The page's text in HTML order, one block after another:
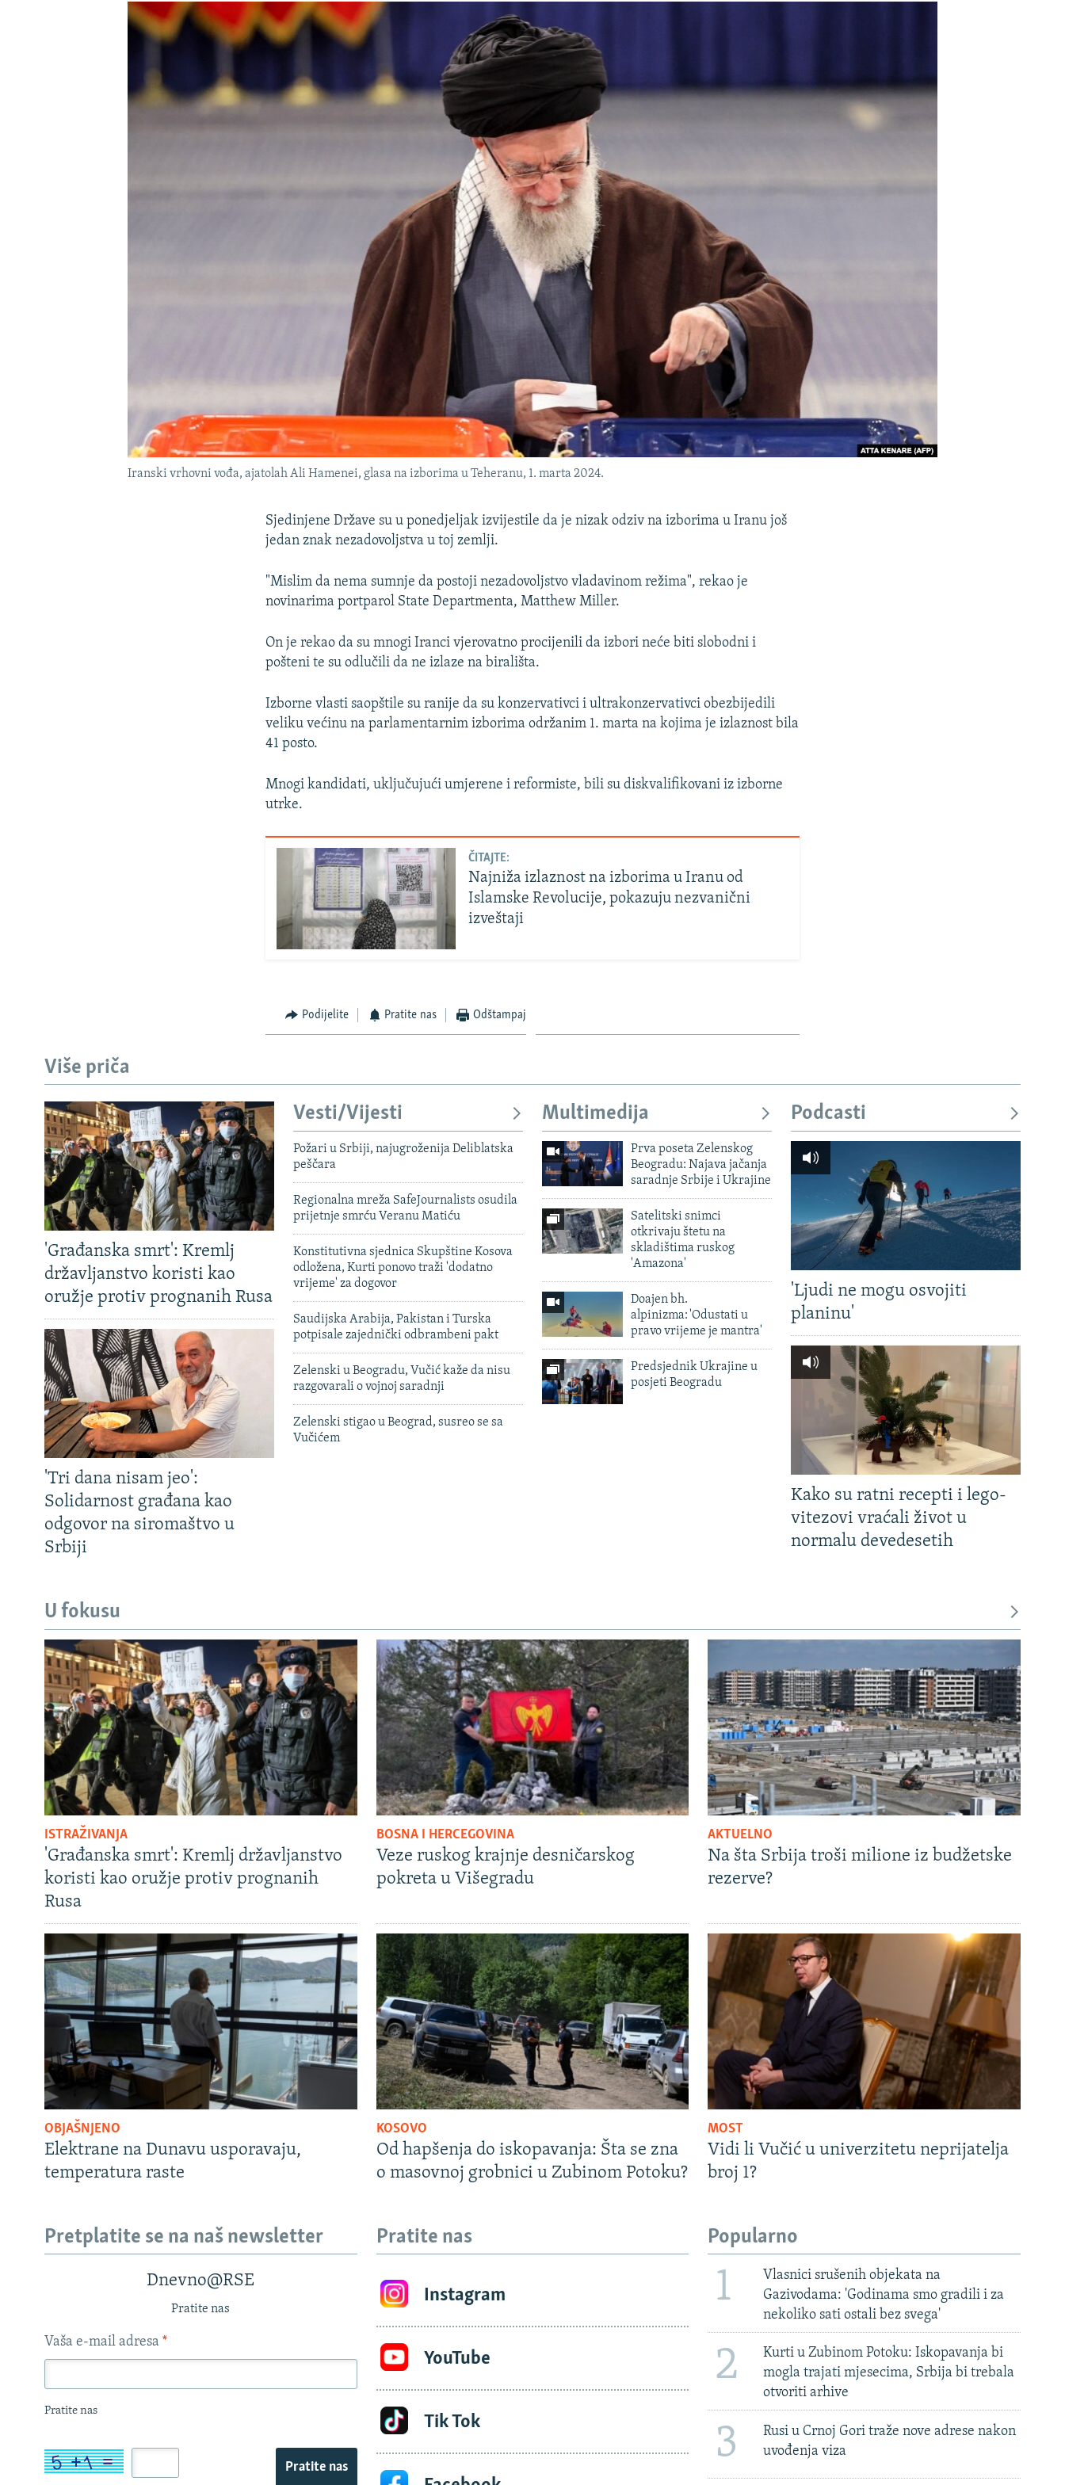
Iranski vrhovni vođa, ajatolah Ali Hamenei, glasa na izborima u Teheranu, 1. marta 2024.
Sjedinjene Države su u ponedjeljak izvijestile da je nizak odziv na izborima u Iranu još
jedan znak nezadovoljstva u toj zemlji.
"Mislim da nema sumnje da postoji nezadovoljstvo vladavinom režima", rekao je
novinarima portparol State Departmenta, Matthew Miller.
On je rekao da su mnogi Iranci vjerovatno procijenili da izbori neće biti slobodni i
pošteni te su odlučili da ne izlaze na birališta.
Izborne vlasti saopštile su ranije da su konzervativci i ultrakonzervativci obezbijedili
veliku većinu na parlamentarnim izborima održanim 1. marta na kojima je izlaznost bila
41 posto.
Mnogi kandidati, uključujući umjerene i reformiste, bili su diskvalifikovani iz izborne
utrke.
ČITAJTE:
Najniža izlaznost na izborima u Iranu od
Islamske Revolucije, pokazuju nezvanični
izveštaji
Podijelite Pratite nas Odštampaj
Više priča
'Građanska smrt': Kremlj
državljanstvo koristi kao
oružje protiv prognanih Rusa
'Tri dana nisam jeo':
Solidarnost građana kao
odgovor na siromaštvo u
Srbiji
Vesti/Vijesti
Požari u Srbiji, najugroženija Deliblatska
peščara
Regionalna mreža SafeJournalists osudila
prijetnje smrću Veranu Matiću
Konstitutivna sjednica Skupštine Kosova
odložena, Kurti ponovo traži 'dodatno
vrijeme' za dogovor
Saudijska Arabija, Pakistan i Turska
potpisale zajednički odbrambeni pakt
Zelenski u Beogradu, Vučić kaže da nisu
razgovarali o vojnoj saradnji
Zelenski stigao u Beograd, susreo se sa
Vučićem
Multimedija
Prva poseta Zelenskog
Beogradu: Najava jačanja
saradnje Srbije i Ukrajine
Satelitski snimci
otkrivaju štetu na
skladištima ruskog
'Amazona'
Doajen bh.
alpinizma: 'Odustati u
pravo vrijeme je mantra'
Predsjednik Ukrajine u
posjeti Beogradu
Podcasti
'Ljudi ne mogu osvojiti
planinu'
Kako su ratni recepti i lego-
vitezovi vraćali život u
normalu devedesetih
U fokusu
ISTRAŽIVANJA
'Građanska smrt': Kremlj državljanstvo
koristi kao oružje protiv prognanih
Rusa
BOSNA I HERCEGOVINA
Veze ruskog krajnje desničarskog
pokreta u Višegradu
AKTUELNO
Na šta Srbija troši milione iz budžetske
rezerve?
OBJAŠNJENO
Elektrane na Dunavu usporavaju,
temperatura raste
KOSOVO
Od hapšenja do iskopavanja: Šta se zna
o masovnoj grobnici u Zubinom Potoku?
MOST
Vidi li Vučić u univerzitetu neprijatelja
broj 1?
Pretplatite se na naš newsletter
Dnevno@RSE
Pratite nas
Vaša e-mail adresa *
Pratite nas
Pratite nas
Pratite nas
Instagram
YouTube
Tik Tok
Popularno
1
Vlasnici srušenih objekata na
Gazivodama: 'Godinama smo gradili i za
nekoliko sati ostali bez svega'
2
Kurti u Zubinom Potoku: Iskopavanja bi
mogla trajati mjesecima, Srbija bi trebala
otvoriti arhive
3
Rusi u Crnoj Gori traže nove adrese nakon
uvođenja viza